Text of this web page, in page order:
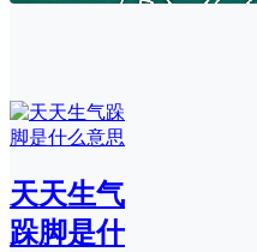
天天生气
跺脚是什